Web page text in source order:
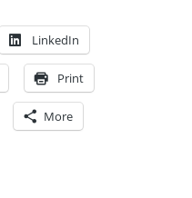
LinkedIn
Print
More